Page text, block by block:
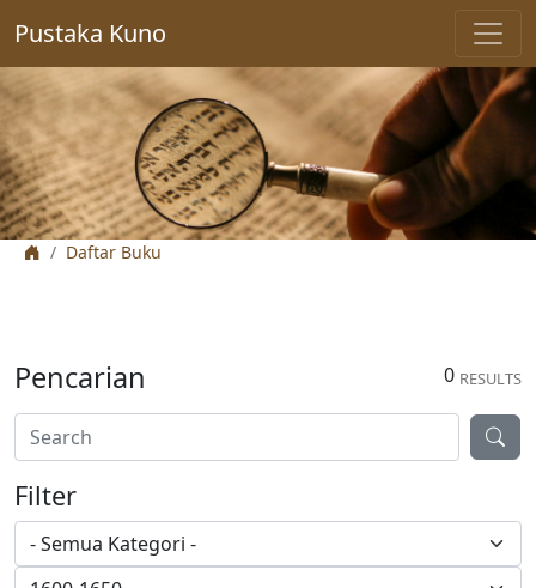
Pustaka Kuno
Daftar Buku
0 RESULTS
Pencarian
Filter